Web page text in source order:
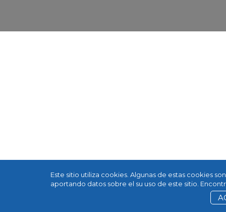
Este sitio utiliza cookies. Algunas de estas cookies
aportando datos sobre el su uso de este sitio.